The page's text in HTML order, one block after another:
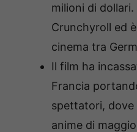
milioni di
Crunchyroll ed
cinema tra
Il film ha
Francia
spettatori, dove
anime di